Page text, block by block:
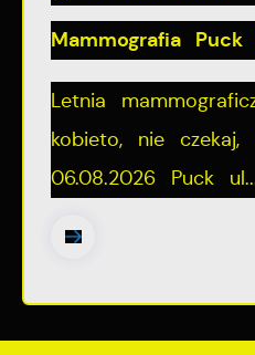
Mammografia Puck
Letnia
kobieto, nie czekaj,
06.08.2026 Puck